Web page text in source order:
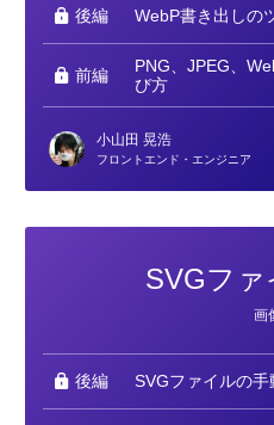
後編 WebP書き出しの
前編
PNG、JPEG、
び方
小山田 晃浩
フロントエンド・エンジニア
SVGフ
リ
画
後編 SVGファイルの手